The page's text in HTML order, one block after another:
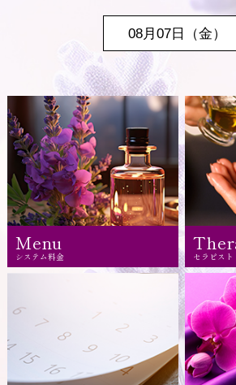
Menu
システム料金 セラピスト